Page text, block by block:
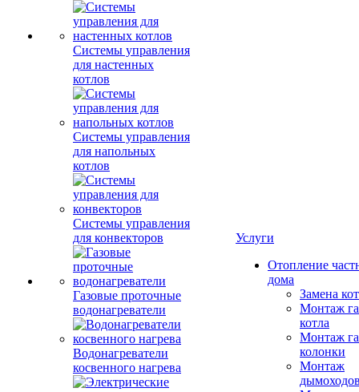
Системы управления
для настенных
котлов
Системы управления
для напольных
котлов
Системы управления
для конвекторов
Газовые проточные
водонагреватели
Водонагреватели
косвенного нагрева
Услуги
Отопление
дома
Замена
Монтаж
котла
Монтаж
колонки
Монтаж